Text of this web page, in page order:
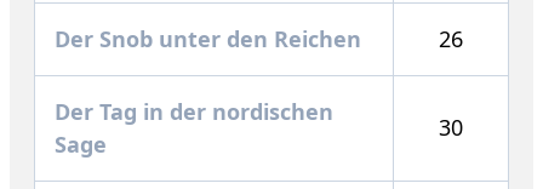
Der Snob unter den Reichen 26
Der Tag in der nordischen
Sage
30